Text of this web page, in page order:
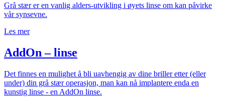
Grå stær er en vanlig alders-utvikling i øyets linse om kan påvirke
vår synsevne.
Les mer
AddOn – linse
Det finnes en mulighet å bli uavhengig av dine briller etter (eller
under) din grå stær operasjon, man kan nå implantere enda en
kunstig linse - en AddOn linse.